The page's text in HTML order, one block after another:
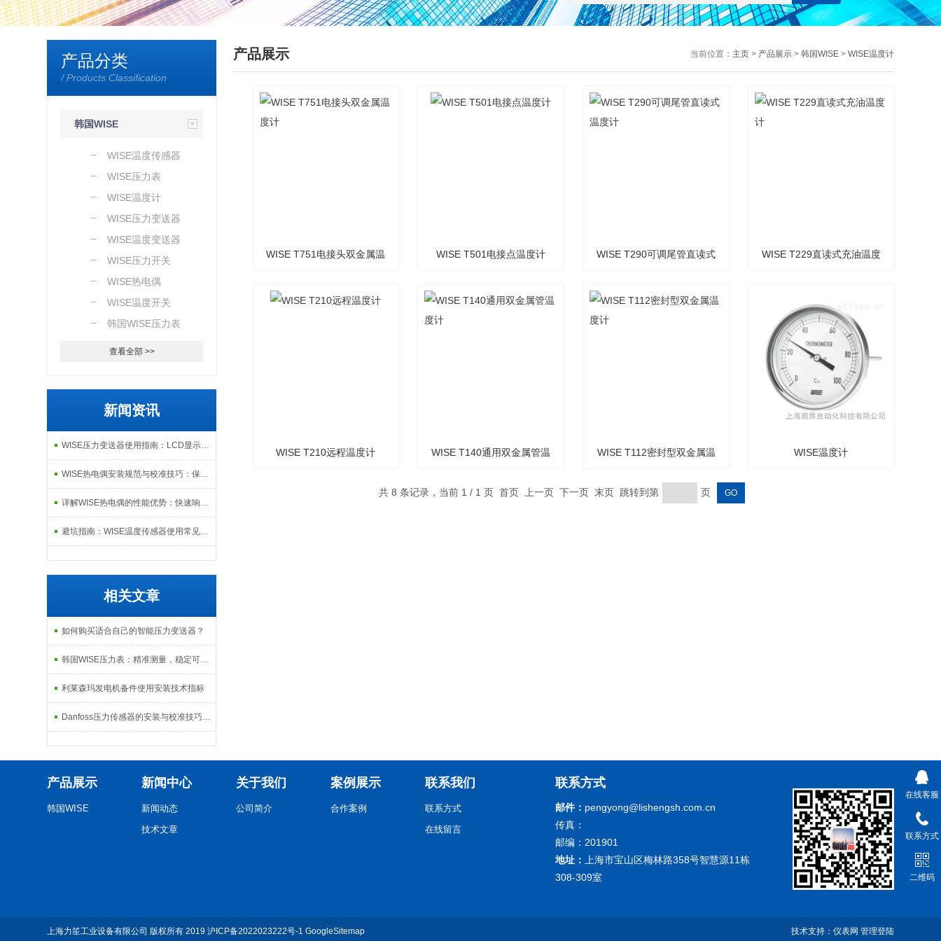
产品分类
/ Products Classification
韩国WISE
WISE温度传感器
WISE压力表
WISE温度计
WISE压力变送器
WISE温度变送器
WISE压力开关
WISE热电偶
WISE温度开关
韩国WISE压力表
查看全部 >>
新闻资讯
WISE压力变送器使用指南：LCD显示、故障自检与数据远程传输功能解析
WISE热电偶安装规范与校准技巧：保障长期测温准确性与数据可靠性的系统方案
详解WISE热电偶的性能优势：快速响应、高稳定性与抗干扰能力，适配复杂工况需求
避坑指南：WISE温度传感器使用常见误区及纠正方法
相关文章
如何购买适合自己的智能压力变送器？
韩国WISE压力表：精准测量，稳定可靠的工业仪器
利莱森玛发电机备件使用安装技术指标
Danfoss压力传感器的安装与校准技巧，保障测量精准度
产品展示 当前位置： 主页> 产品展示> 韩国WISE> WISE温度计
WISE T751电接头双金属温 WISE T501电接点温度计 WISE T290可调尾管直读式 WISE T229直读式充油温度
WISE T210远程温度计 WISE T140通用双金属管温 WISE T112密封型双金属温
度计
WISE温度计
共 8 条记录，当前 1 / 1 页 首页 上一页 下一页 末页 跳转到第 页
产品展示
韩国WISE
新闻中心
新闻动态
技术文章
关于我们
公司简介
案例展示
合作案例
联系我们
联系方式
在线留言
联系方式
邮件： pengyong@lishengsh.com.cn
传真：
邮编：201901
地址：
上海市宝山区梅林路358号智慧源11栋
308-309室
技术支持： 仪表网 管理登陆
上海力笙工业设备有限公司 版权所有 2019沪ICP备2022023222号-1 GoogleSitemap
在线客服
联系方式
二维码